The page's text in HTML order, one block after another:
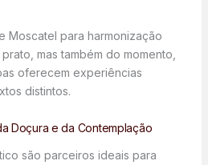
Moscatel para harmonização
mas também do momento,
oferecem experiências
distintos.
Doçura e da Contemplação
são parceiros ideais para